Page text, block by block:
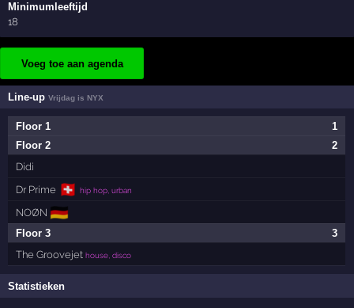
Minimumleeftijd
18
Voeg toe aan agenda
Line-upVrijdag is NYX
1
Floor 1
2
Floor 2
Didi
Dr Prime 🇨🇭 hip hop, urban
NOØN 🇩🇪
3
Floor 3
The Groovejet house, disco
Statistieken